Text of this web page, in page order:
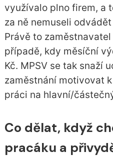
využívalo plno firem, a
za ně nemuseli odvádět
Právě to
případě, kdy měsíční
Kč. MPSV se tak snaží
zaměstnání motivovat
práci na hlavní/
Co dělat, když
pracáku a